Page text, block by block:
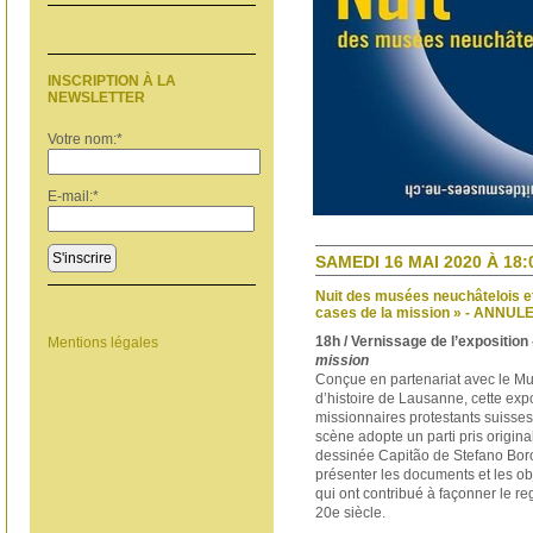
INSCRIPTION À LA
NEWSLETTER
Votre nom:*
E-mail:*
S'inscrire
Mentions légales
SAMEDI 16 MAI 2020 À
Nuit des musées neuchâtelois
cases de la mission » -
18h / Vernissage de
mission
Conçue en partenariat avec le
d’histoire de Lausanne, cette
missionnaires protestants
scène adopte un parti pris
dessinée Capitão de Stefano
présenter les documents et les
qui ont contribué à façonner le
20e siècle.